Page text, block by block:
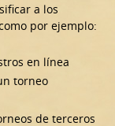
a los
por ejemplo:
en línea
torneo
de terceros